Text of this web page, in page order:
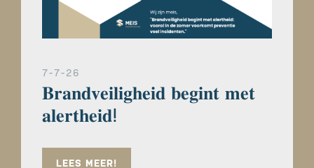
7-7-26
𝐁𝐫𝐚𝐧𝐝𝐯𝐞𝐢𝐥𝐢𝐠𝐡𝐞𝐢𝐝 𝐛𝐞𝐠𝐢𝐧𝐭 𝐦𝐞𝐭
𝐚𝐥𝐞𝐫𝐭𝐡𝐞𝐢𝐝ⵑ
LEES MEER!